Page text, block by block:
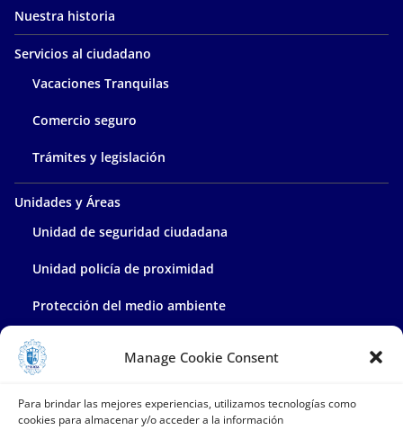
Manage Cookie Consent
Para brindar las mejores experiencias, utilizamos tecnologías como
cookies para almacenar y/o acceder a la información
Nuestra historia
Servicios al ciudadano
Vacaciones Tranquilas
Comercio seguro
Trámites y legislación
Unidades y Áreas
Unidad de seguridad ciudadana
Unidad policía de proximidad
Protección del medio ambiente
Policía administrativa